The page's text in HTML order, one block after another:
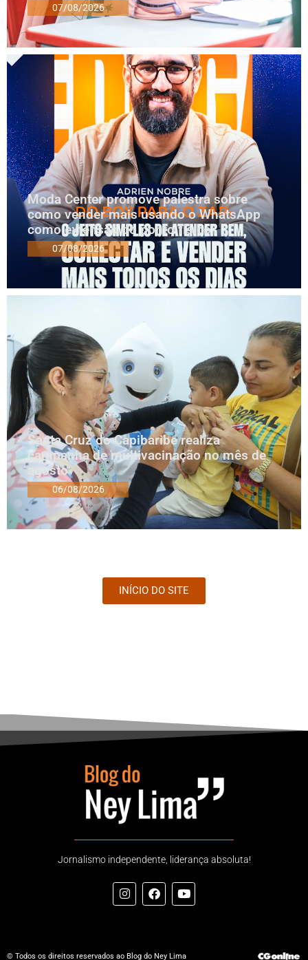
07/08/2026
Moda Center promove palestra sobre
como vender mais usando o WhatsApp
como extensão do ponto físico
07/08/2026
Santa Cruz do Capibaribe realiza
campanha de multivacinação no mês de
agosto
06/08/2026
INÍCIO DO SITE
Jornalismo independente, liderança absoluta!
© Todos os direitos reservados ao Blog do Ney Lima